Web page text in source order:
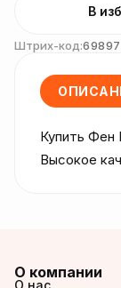
В
Штрих-код:
Купить Фен
Высокое
О компании
О нас